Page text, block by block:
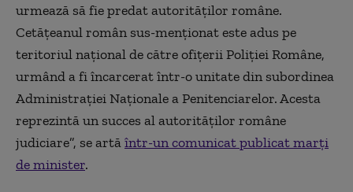
urmează să fie predat autorităților române.
Cetățeanul român sus-menționat este adus pe
teritoriul național de către ofițerii Poliției Române,
urmând a fi încarcerat într-o unitate din subordinea
Administrației Naționale a Penitenciarelor. Acesta
reprezintă un succes al autorităților române
judiciare”, se artăîntr-un comunicat publicat marți
de minister.